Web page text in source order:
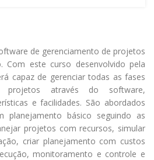
de gerenciamento de projetos
Com este curso desenvolvido pela
capaz de gerenciar todas as fases
projetos através do software,
e facilidades. São abordados
planejamento básico seguindo as
projetos com recursos, simular
criar planejamento com custos
monitoramento e controle e